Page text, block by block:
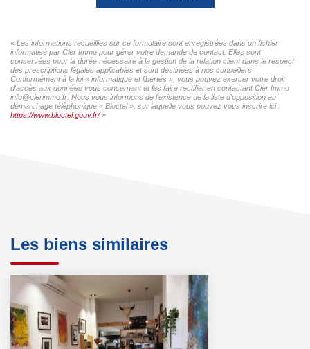
« Les informations recueillies sur ce formulaire sont enregistrées dans un fichier
informatisé par Cler Immo pour gérer votre demande de contact. Elles sont
conservées pour la durée nécessaire à la gestion de la relation client dans le respect
des prescriptions légales applicables et sont destinées à nos conseillers
Conformément à la loi « informatique et libertés », vous pouvez exercer votre droit
d'accès aux données vous concernant et les faire rectifier en contactant Cler Immo
info@clerimmo.fr. Nous vous informons de l'existence de la liste d'opposition au
démarchage téléphonique « Bloctel », sur laquelle vous pouvez vous inscrire ici :
https://www.bloctel.gouv.fr/»
Les biens similaires